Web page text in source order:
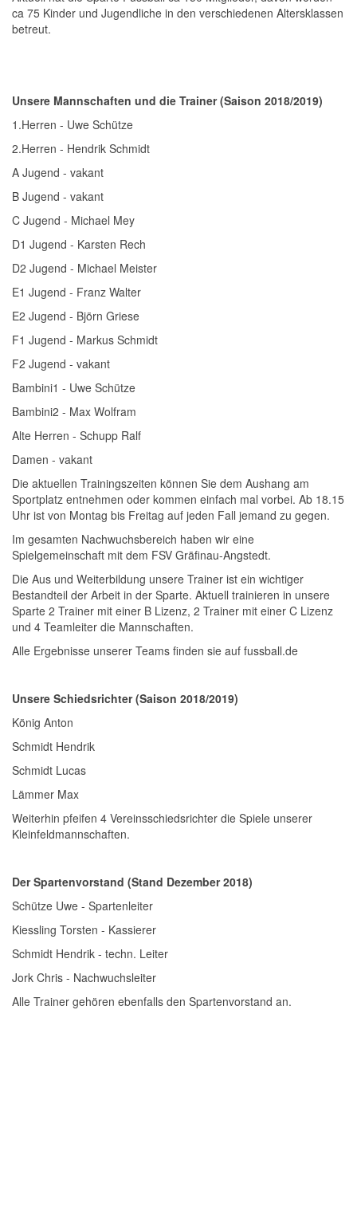
ca 75 Kinder und Jugendliche in den verschiedenen Altersklassen
betreut.
Unsere Mannschaften und die Trainer (Saison 2018/2019)
1.Herren - Uwe Schütze
2.Herren - Hendrik Schmidt
A Jugend - vakant
B Jugend - vakant
C Jugend - Michael Mey
D1 Jugend - Karsten Rech
D2 Jugend - Michael Meister
E1 Jugend - Franz Walter
E2 Jugend - Björn Griese
F1 Jugend - Markus Schmidt
F2 Jugend - vakant
Bambini1 - Uwe Schütze
Bambini2 - Max Wolfram
Alte Herren - Schupp Ralf
Damen - vakant
Die aktuellen Trainingszeiten können Sie dem Aushang am
Sportplatz entnehmen oder kommen einfach mal vorbei. Ab 18.15
Uhr ist von Montag bis Freitag auf jeden Fall jemand zu gegen.
Im gesamten Nachwuchsbereich haben wir eine
Spielgemeinschaft mit dem FSV Gräfinau-Angstedt.
Die Aus und Weiterbildung unsere Trainer ist ein wichtiger
Bestandteil der Arbeit in der Sparte. Aktuell trainieren in unsere
Sparte 2 Trainer mit einer B Lizenz, 2 Trainer mit einer C Lizenz
und 4 Teamleiter die Mannschaften.
Alle Ergebnisse unserer Teams finden sie auf fussball.de
Unsere Schiedsrichter (Saison 2018/2019)
König Anton
Schmidt Hendrik
Schmidt Lucas
Lämmer Max
Weiterhin pfeifen 4 Vereinsschiedsrichter die Spiele unserer
Kleinfeldmannschaften.
Der Spartenvorstand (Stand Dezember 2018)
Schütze Uwe - Spartenleiter
Kiessling Torsten - Kassierer
Schmidt Hendrik - techn. Leiter
Jork Chris - Nachwuchsleiter
Alle Trainer gehören ebenfalls den Spartenvorstand an.